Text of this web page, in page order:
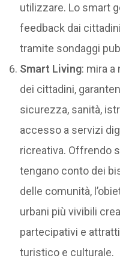
utilizzare. Lo smart
feedback dai
tramite sondaggi
Smart Living: mira a
dei cittadini,
sicurezza, sanità,
accesso a servizi
ricreativa. Offrendo
tengano conto dei
delle comunità,
urbani più vivibili
partecipativi e
turistico e culturale.